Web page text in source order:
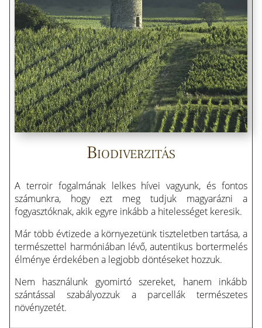
Biodiverzitás
A terroir fogalmának lelkes hívei vagyunk, és fontos
számunkra, hogy ezt meg tudjuk magyarázni a
fogyasztóknak, akik egyre inkább a hitelességet keresik.
Már több évtizede a környezetünk tiszteletben tartása, a
természettel harmóniában lévő, autentikus bortermelés
élménye érdekében a legjobb döntéseket hozzuk.
Nem használunk gyomirtó szereket, hanem inkább
szántással szabályozzuk a parcellák természetes
növényzetét.